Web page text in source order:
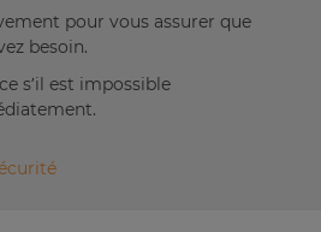
pour vous assurer que
besoin.
s’il est impossible